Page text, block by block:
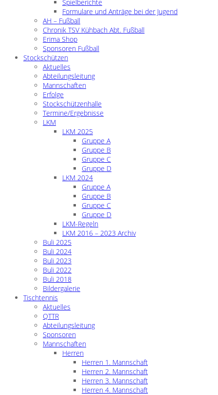
Spielberichte
Formulare und Anträge bei der Jugend
AH – Fußball
Chronik TSV Kühbach Abt. Fußball
Erima Shop
Sponsoren Fußball
Stockschützen
Aktuelles
Abteilungsleitung
Mannschaften
Erfolge
Stockschützenhalle
Termine/Ergebnisse
LKM
LKM 2025
Gruppe A
Gruppe B
Gruppe C
Gruppe D
LKM 2024
Gruppe A
Gruppe B
Gruppe C
Gruppe D
LKM-Regeln
LKM 2016 – 2023 Archiv
Buli 2025
Buli 2024
Buli 2023
Buli 2022
Buli 2018
Bildergalerie
Tischtennis
Aktuelles
QTTR
Abteilungsleitung
Sponsoren
Mannschaften
Herren
Herren 1. Mannschaft
Herren 2. Mannschaft
Herren 3. Mannschaft
Herren 4. Mannschaft